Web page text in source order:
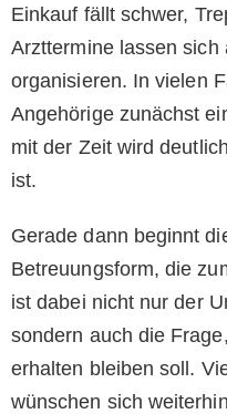
Einkauf fällt schwer,
Arzttermine lassen sich
organisieren. In vielen
Angehörige zunächst
mit der Zeit wird
ist.
Gerade dann beginnt
Betreuungsform, die
ist dabei nicht nur der
sondern auch die
erhalten bleiben soll.
wünschen sich